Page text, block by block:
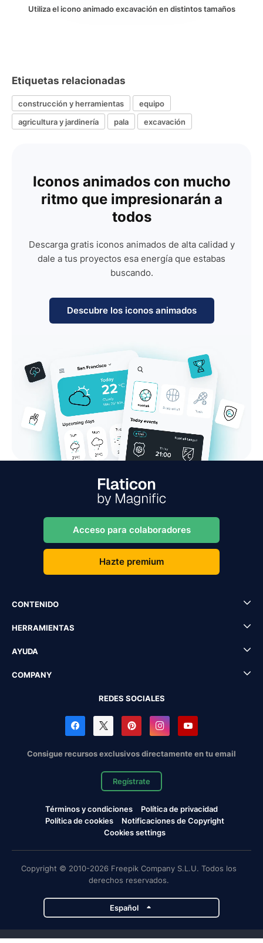
Utiliza el icono animado excavación en distintos tamaños
Etiquetas relacionadas
construcción y herramientas
equipo
agricultura y jardinería
pala excavación
Iconos animados con mucho
ritmo que impresionarán a
todos
Descarga gratis iconos animados de alta calidad y
dale a tus proyectos esa energía que estabas
buscando.
Descubre los iconos animados
Acceso para colaboradores
Hazte premium
CONTENIDO
HERRAMIENTAS
AYUDA
COMPANY
REDES SOCIALES
Consigue recursos exclusivos directamente en tu email
Regístrate
Términos y condiciones
Política de privacidad
Política de cookies
Notificaciones de Copyright
Cookies settings
Copyright © 2010-2026 Freepik Company S.L.U. Todos los
derechos reservados.
Español